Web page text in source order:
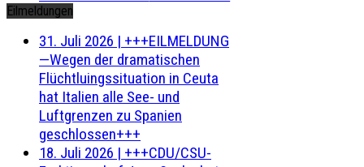
Eilmeldungen
31. Juli 2026 | +++EILMELDUNG
—Wegen der dramatischen
Flüchtluingssituation in Ceuta
hat Italien alle See- und
Luftgrenzen zu Spanien
geschlossen+++
18. Juli 2026 | +++CDU/CSU-